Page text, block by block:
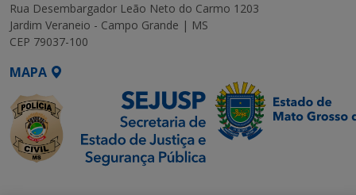
Rua Desembargador Leão Neto do Carmo 1203
Jardim Veraneio - Campo Grande | MS
CEP 79037-100
MAPA